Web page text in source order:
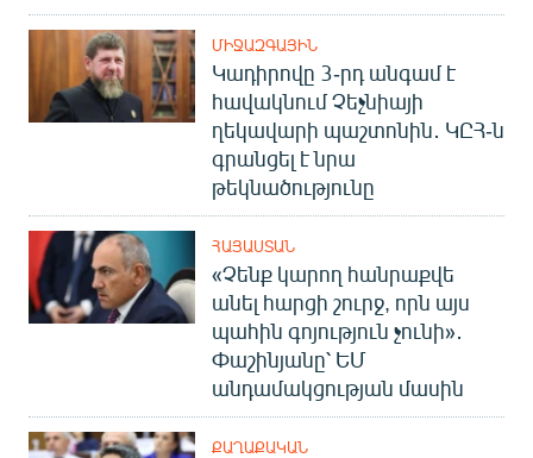
ՄԻՋԱԶԳԱՅԻՆ
Կադիրովը 3-րդ անգամ է
հավակնում Չեչնիայի
ղեկավարի պաշտոնին․ ԿԸՀ-ն
գրանցել է նրա
թեկնածությունը
ՀԱՅԱՍՏԱՆ
«Չենք կարող հանրաքվե
անել հարցի շուրջ, որն այս
պահին գոյություն չունի»․
Փաշինյանը՝ ԵՄ
անդամակցության մասին
ՔԱՂԱՔԱԿԱՆ